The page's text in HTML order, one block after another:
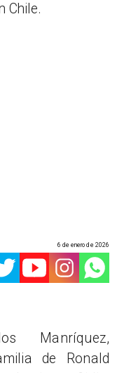
Chile.
6 de enero de 2026
Manríquez,
de Ronald